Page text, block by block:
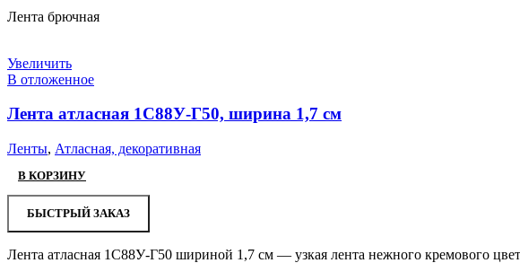
Лента брючная
Увеличить
В отложенное
Лента атласная 1С88У-Г50, ширина 1,7 см
Ленты, Атласная, декоративная
В КОРЗИНУ
БЫСТРЫЙ ЗАКАЗ
Лента атласная 1С88У-Г50 шириной 1,7 см — узкая лента нежного кремового